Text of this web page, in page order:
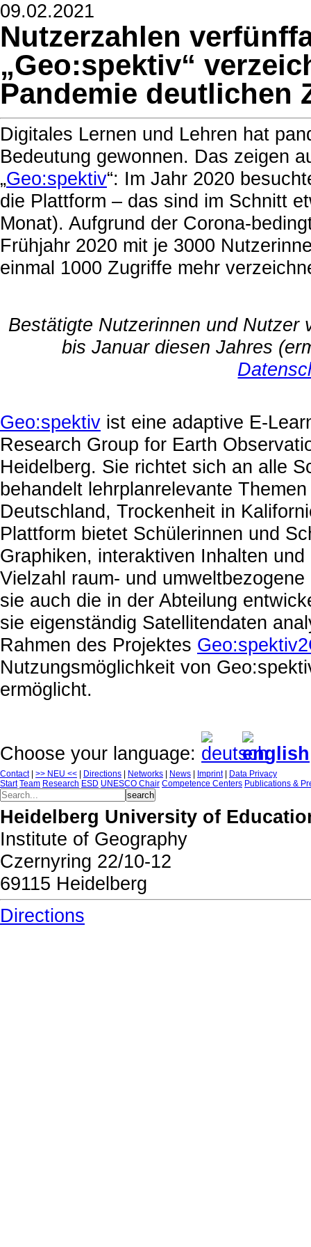
09.02.2021
Nutzerzahlen
„Geo:spektiv“
Pandemie deutlichen
Digitales Lernen und Lehren hat
Bedeutung gewonnen. Das zeigen
„Geo:spektiv“: Im Jahr 2020
die Plattform – das sind im Schnitt
Monat). Aufgrund der Corona-
Frühjahr 2020 mit je 3000
einmal 1000 Zugriffe mehr
Bestätigte Nutzerinnen und Nutzer
bis Januar diesen Jahres
Geo:spektiv ist eine adaptive E-
Research Group for Earth
Heidelberg. Sie richtet sich an alle
behandelt lehrplanrelevante
Deutschland, Trockenheit in
Plattform bietet Schülerinnen und
Graphiken, interaktiven Inhalten
Vielzahl raum- und
sie auch die in der Abteilung
sie eigenständig Satellitendaten
Rahmen des Projektes
Nutzungsmöglichkeit von
ermöglicht.
Choose your language:
Contact| >> NEU << Directions Networks News Imprint|
Data Privacy
Start Team Research ESD UNESCO Chair Competence Centers Publications &
Heidelberg University of
Institute of Geography
Czernyring 22/10-12
69115 Heidelberg
Directions